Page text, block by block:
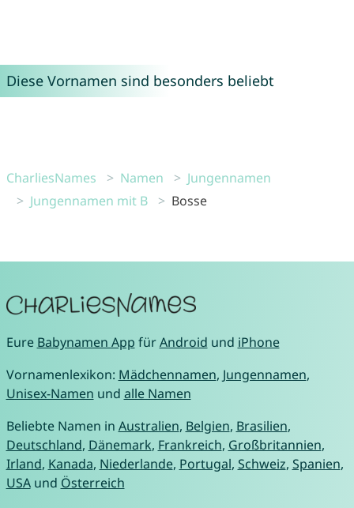
Diese Vornamen sind besonders beliebt
CharliesNames Namen
Jungennamen
Jungennamen mit B
Bosse
Eure Babynamen App fürAndroid und iPhone
Vornamenlexikon: Mädchennamen, Jungennamen,
Unisex-Namen und alle Namen
Beliebte Namen in Australien, Belgien, Brasilien,
Deutschland, Dänemark, Frankreich, Großbritannien,
Irland, Kanada, Niederlande, Portugal, Schweiz, Spanien,
USAund Österreich